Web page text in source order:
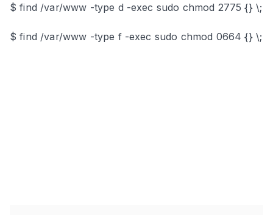
$ find /var/www -type d -exec sudo chmod 2775 {} \;
$ find /var/www -type f -exec sudo chmod 0664 {} \;